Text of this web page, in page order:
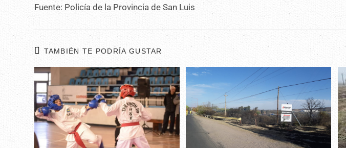
Fuente: Policía de la Provincia de San Luis
TAMBIÉN TE PODRÍA GUSTAR